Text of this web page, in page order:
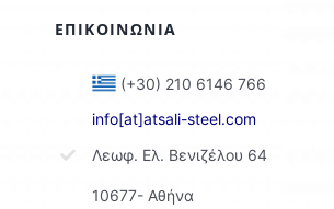
ΕΠΙΚΟΙΝΩΝΙΑ
(+30) 210 6146 766
info[at]atsali-steel.com
Λεωφ. Ελ. Βενιζέλου 64
10677- Αθήνα